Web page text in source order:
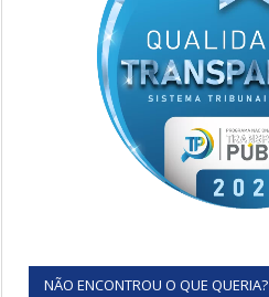
NÃO ENCONTROU O QUE QUERIA?